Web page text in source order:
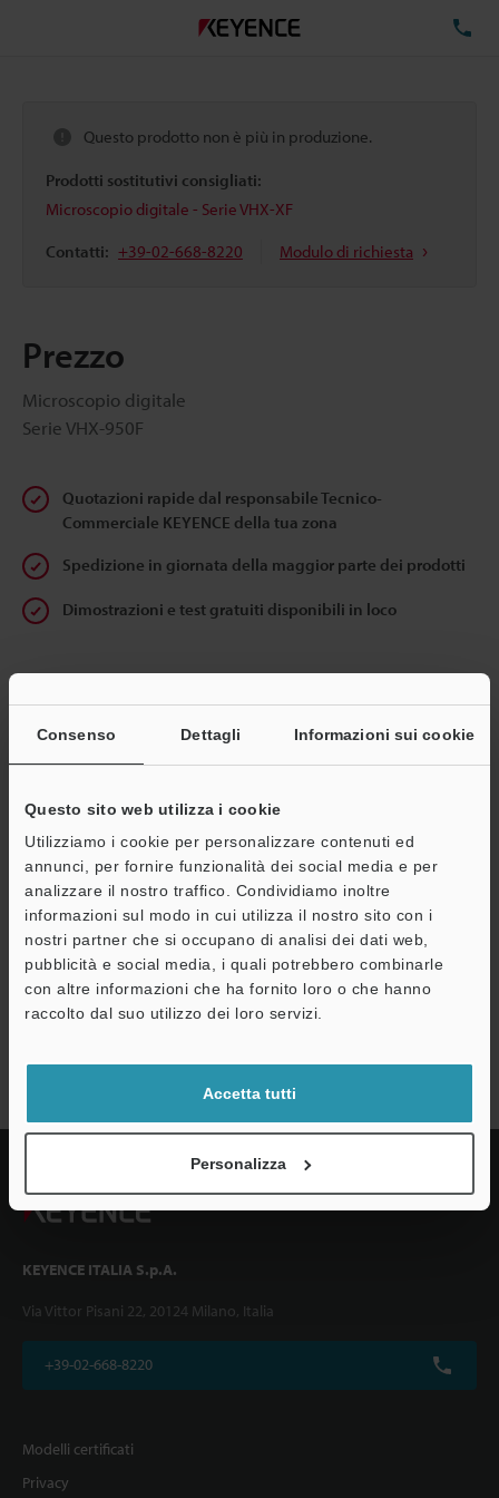
Consenso Dettagli Informazioni sui cookie
Questo sito web utilizza i cookie
Utilizziamo i cookie per personalizzare contenuti ed
annunci, per fornire funzionalità dei social media e per
analizzare il nostro traffico. Condividiamo inoltre
informazioni sul modo in cui utilizza il nostro sito con i
nostri partner che si occupano di analisi dei dati web,
pubblicità e social media, i quali potrebbero combinarle
con altre informazioni che ha fornito loro o che hanno
raccolto dal suo utilizzo dei loro servizi.
Accetta tutti
Personalizza
Questo prodotto non è più in produzione.
Prodotti sostitutivi consigliati:
Microscopio digitale - Serie VHX-XF
Contatti: +39-02-668-8220 Modulo di richiesta
Prezzo
Microscopio digitale
Serie VHX-950F
Quotazioni rapide dal responsabile Tecnico-
Commerciale KEYENCE della tua zona
Spedizione in giornata della maggior parte dei prodotti
Dimostrazioni e test gratuiti disponibili in loco
Continua
Privacy garantita al 100% - le informazioni personali non saranno
mai condivise.
Dichiarazione sulla privacy
KEYENCE ITALIA S.p.A.
Via Vittor Pisani 22, 20124 Milano, Italia
+39-02-668-8220
Modelli certificati
Privacy